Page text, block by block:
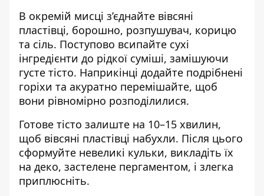
В окремій мисці з’єднайте вівсяні
пластівці, борошно, розпушувач, корицю
та сіль. Поступово всипайте сухі
інгредієнти до рідкої суміші, замішуючи
густе тісто. Наприкінці додайте подрібнені
горіхи та акуратно перемішайте, щоб
вони рівномірно розподілилися.
Готове тісто залиште на 10–15 хвилин,
щоб вівсяні пластівці набухли. Після цього
сформуйте невеликі кульки, викладіть їх
на деко, застелене пергаментом, і злегка
приплюсніть.